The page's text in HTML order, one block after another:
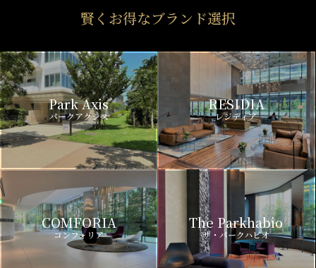
賢くお得なブランド選択
Park Axis
パークアクシス
RESIDIA
レジディア
COMFORIA
コンフォリア
The Parkhabio
ザ・パークハビオ